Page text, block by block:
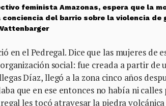
feminista Amazonas, espera que la
del barrio sobre la violencia de
en el Pedregal. Dice que las mujeres de
social: fue creada a partir de
Díaz, llegó a la zona cinco años
que en ese entonces no había ni
les tocó atravesar la piedra